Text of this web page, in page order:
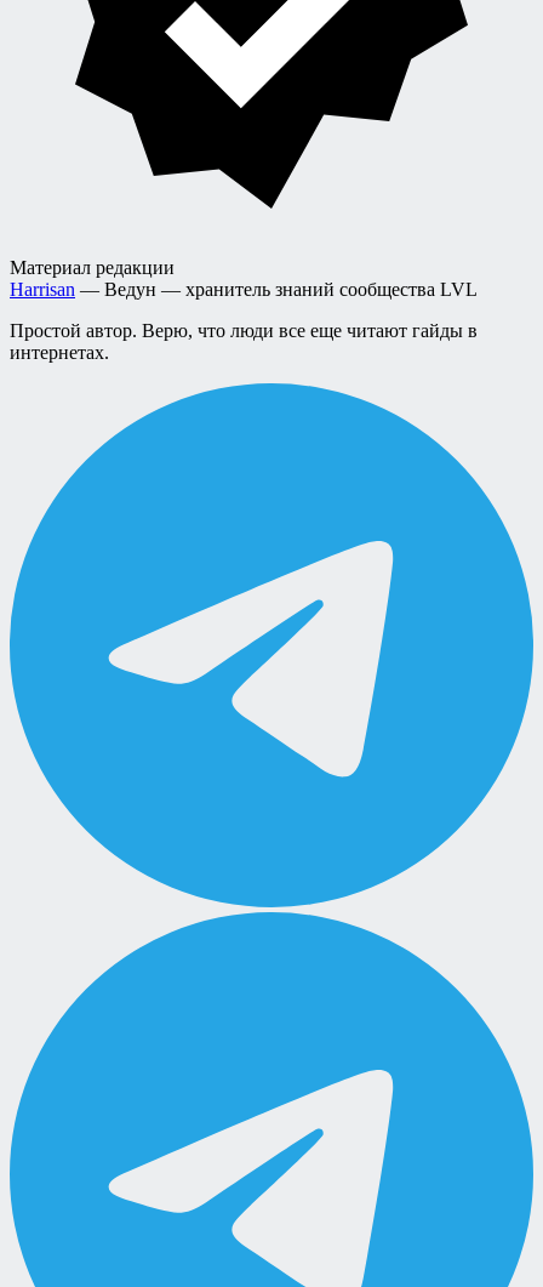
Материал редакции
Harrisan — Ведун — хранитель знаний сообщества LVL
Простой автор. Верю, что люди все еще читают гайды в
интернетах.